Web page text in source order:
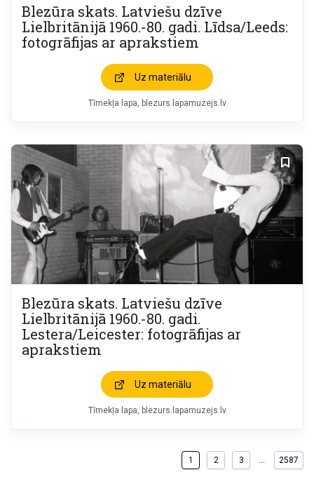
Blezūra skats. Latviešu dzīve
Lielbritānijā 1960.-80. gadi. Līdsa/Leeds:
fotogrāfijas ar aprakstiem
Uz materiālu
Tīmekļa lapa blezurs.lapamuzejs.lv
Blezūra skats. Latviešu dzīve
Lielbritānijā 1960.-80. gadi.
Lestera/Leicester: fotogrāfijas ar
aprakstiem
Uz materiālu
Tīmekļa lapa blezurs.lapamuzejs.lv
1 2 3 2587